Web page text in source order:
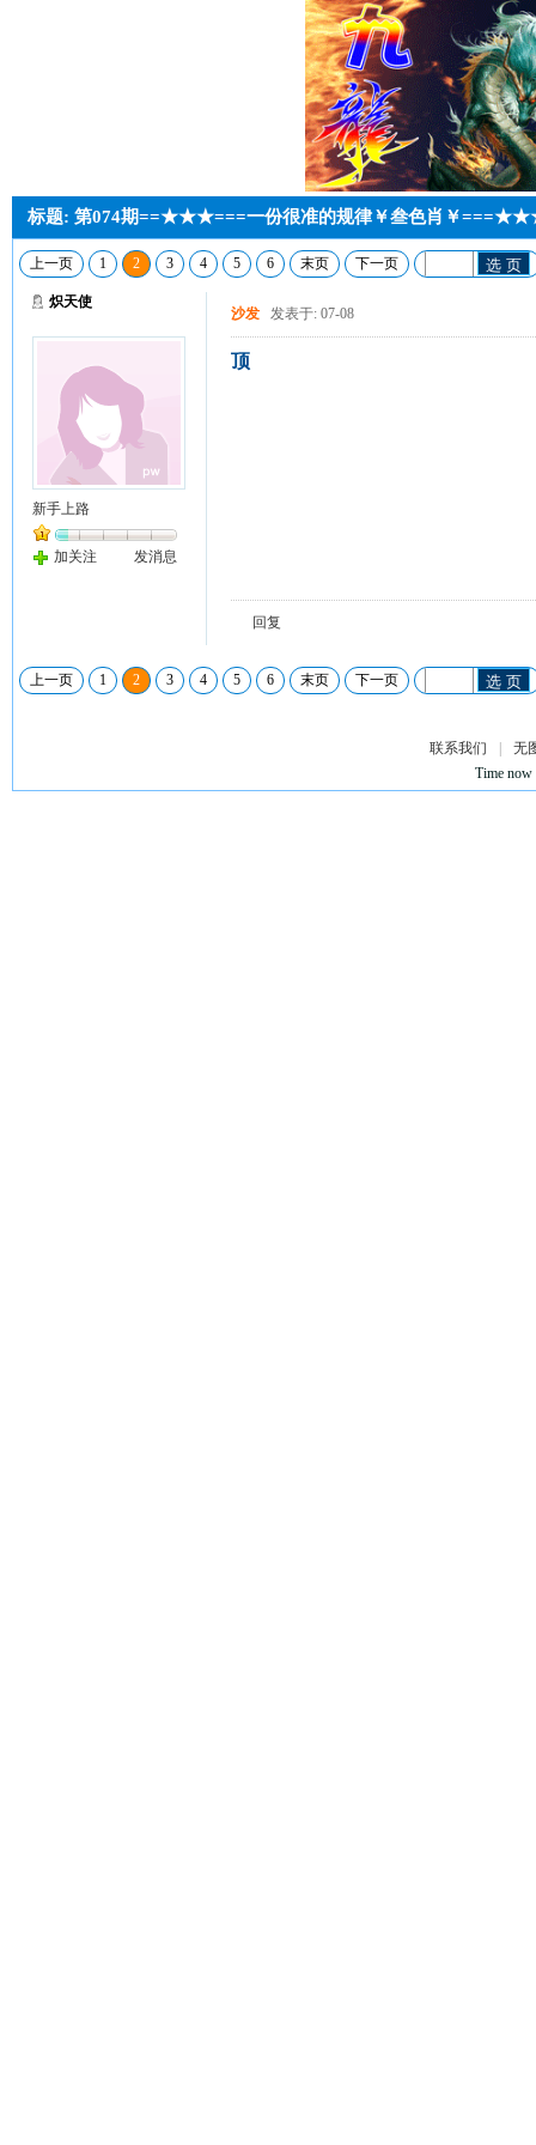
标题: 第074期==★★★===一份很准的规律￥叁色肖￥
上一页 1 2 3 4 5 6 末页 下一页 选 页
炽天使
新手上路
加关注 发消息
沙发 发表于: 07-08
顶
回复
上一页 1 2 3 4 5 6 末页 下一页 选 页
联系我们
无
Time now